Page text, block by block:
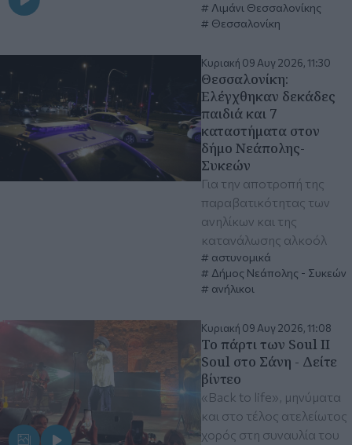
Λιμάνι Θεσσαλονίκης
Θεσσαλονίκη
Κυριακή 09 Αυγ 2026, 11:30
Θεσσαλονίκη:
Ελέγχθηκαν δεκάδες
παιδιά και 7
καταστήματα στον
δήμο Νεάπολης-
Συκεών
Για την αποτροπή της
παραβατικότητας των
ανηλίκων και της
κατανάλωσης αλκοόλ
αστυνομικά
Δήμος Νεάπολης - Συκεών
ανήλικοι
Κυριακή 09 Αυγ 2026, 11:08
Το πάρτι των Soul II
Soul στο Σάνη - Δείτε
βίντεο
«Back to life», μηνύματα
και στο τέλος ατελείωτος
χορός στη συναυλία του